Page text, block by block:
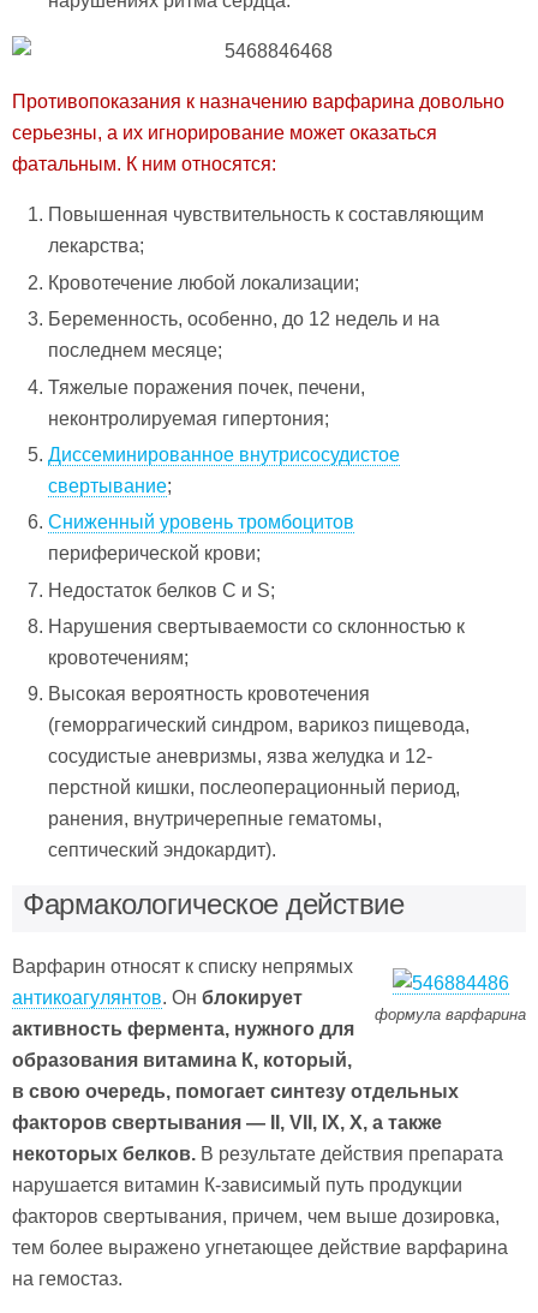
Противопоказания к назначению варфарина довольно
серьезны, а их игнорирование может оказаться
фатальным. К ним относятся:
Повышенная чувствительность к составляющим
лекарства;
Кровотечение любой локализации;
Беременность, особенно, до 12 недель и на
последнем месяце;
Тяжелые поражения почек, печени,
неконтролируемая гипертония;
Диссеминированное внутрисосудистое
свертывание;
Сниженный уровень тромбоцитов
периферической крови;
Недостаток белков С и S;
Нарушения свертываемости со склонностью к
кровотечениям;
Высокая вероятность кровотечения
(геморрагический синдром, варикоз пищевода,
сосудистые аневризмы, язва желудка и 12-
перстной кишки, послеоперационный период,
ранения, внутричерепные гематомы,
септический эндокардит).
Фармакологическое действие
формула варфарина
Варфарин относят к списку непрямых
антикоагулянтов. Он блокирует
активность фермента, нужного для
образования витамина К, который,
в свою очередь, помогает синтезу отдельных
факторов свертывания — II, VII, IX, X, а также
некоторых белков. В результате действия препарата
нарушается витамин К-зависимый путь продукции
факторов свертывания, причем, чем выше дозировка,
тем более выражено угнетающее действие варфарина
на гемостаз.